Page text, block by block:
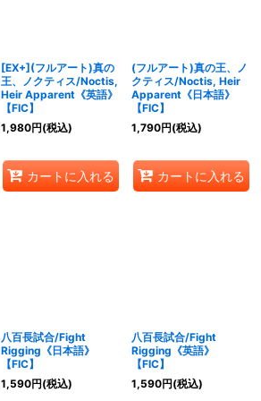
[EX+](フルアート)真の
王、ノクティス/Noctis,
Heir Apparent《英語》
【FIC】
1,980円(税込)
カートに入れる
(フルアート)真の王、ノ
クティス/Noctis, Heir
Apparent《日本語》
【FIC】
1,790円(税込)
カートに入れる
八百長試合/Fight
Rigging《日本語》
【FIC】
1,590円(税込)
八百長試合/Fight
Rigging《英語》
【FIC】
1,590円(税込)